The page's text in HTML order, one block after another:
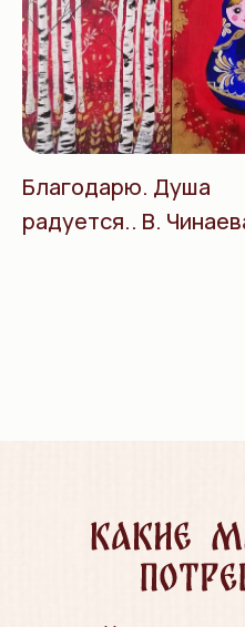
Благодарю. Душа
радуется.. В.